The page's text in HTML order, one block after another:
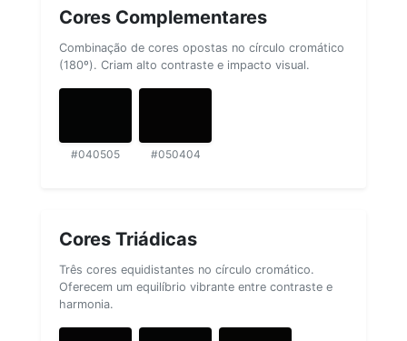
Cores Complementares
Combinação de cores opostas no círculo cromático
(180º). Criam alto contraste e impacto visual.
#040505 #050404
Cores Triádicas
Três cores equidistantes no círculo cromático.
Oferecem um equilíbrio vibrante entre contraste e
harmonia.